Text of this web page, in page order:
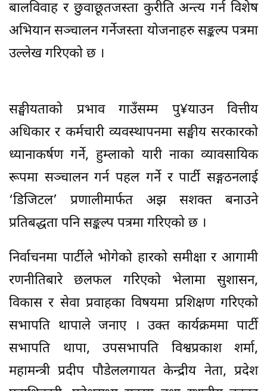
बालविवाह र छुवाछूतजस्ता कुरीति अन्त्य गर्न विशेष
अभियान सञ्चालन गर्नेजस्ता योजनाहरु सङ्कल्प पत्रमा
उल्लेख गरिएको छ ।
सङ्घीयताको प्रभाव गाउँसम्म पु¥याउन वित्तीय
अधिकार र कर्मचारी व्यवस्थापनमा सङ्घीय सरकारको
ध्यानाकर्षण गर्ने, हुम्लाको यारी नाका व्यावसायिक
रूपमा सञ्चालन गर्न पहल गर्ने र पार्टी सङ्गठनलाई
‘डिजिटल’ प्रणालीमार्फत अझ सशक्त बनाउने
प्रतिबद्धता पनि सङ्कल्प पत्रमा गरिएको छ ।
निर्वाचनमा पार्टीले भोगेको हारको समीक्षा र आगामी
रणनीतिबारे छलफल गरिएको भेलामा सुशासन,
विकास र सेवा प्रवाहका विषयमा प्रशिक्षण गरिएको
सभापति थापाले जनाए । उक्त कार्यक्रममा पार्टी
सभापति थापा, उपसभापति विश्वप्रकाश शर्मा,
महामन्त्री प्रदीप पौडेललगायत केन्द्रीय नेता, प्रदेश